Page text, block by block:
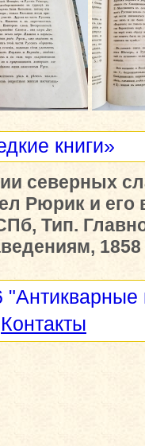
книги»
северных
Рюрик и его
Тип.
1858
"Антикварные
Контакты